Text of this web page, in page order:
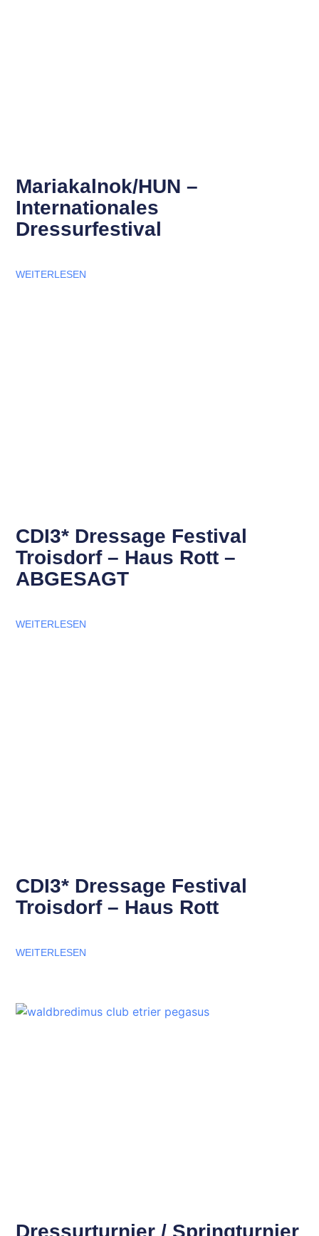
Mariakalnok/HUN –
Internationales
Dressurfestival
WEITERLESEN
CDI3* Dressage Festival
Troisdorf – Haus Rott –
ABGESAGT
WEITERLESEN
CDI3* Dressage Festival
Troisdorf – Haus Rott
WEITERLESEN
Dressurturnier / Springturnier